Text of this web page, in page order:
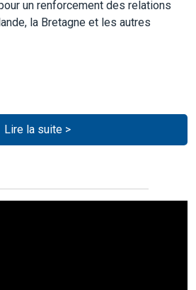
un renforcement des relations
la Bretagne et les autres
Lire la suite >